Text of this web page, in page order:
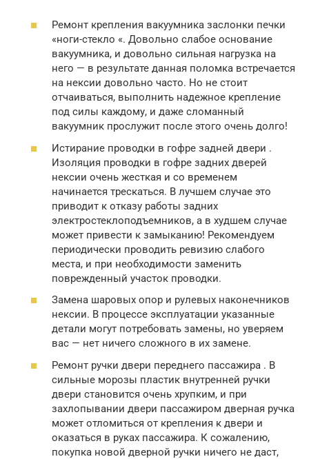
Ремонт крепления вакуумника заслонки печки
«ноги-стекло «. Довольно слабое основание
вакуумника, и довольно сильная нагрузка на
него — в результате данная поломка встречается
на нексии довольно часто. Но не стоит
отчаиваться, выполнить надежное крепление
под силы каждому, и даже сломанный
вакуумник прослужит после этого очень долго!
Истирание проводки в гофре задней двери .
Изоляция проводки в гофре задних дверей
нексии очень жесткая и со временем
начинается трескаться. В лучшем случае это
приводит к отказу работы задних
электростеклоподъемников, а в худшем случае
может привести к замыканию! Рекомендуем
периодически проводить ревизию слабого
места, и при необходимости заменить
поврежденный участок проводки.
Замена шаровых опор и рулевых наконечников
нексии. В процессе эксплуатации указанные
детали могут потребовать замены, но уверяем
вас — нет ничего сложного в их замене.
Ремонт ручки двери переднего пассажира . В
сильные морозы пластик внутренней ручки
двери становится очень хрупким, и при
захлопывании двери пассажиром дверная ручка
может отломиться от крепления к двери и
оказаться в руках пассажира. К сожалению,
покупка новой дверной ручки ничего не даст,